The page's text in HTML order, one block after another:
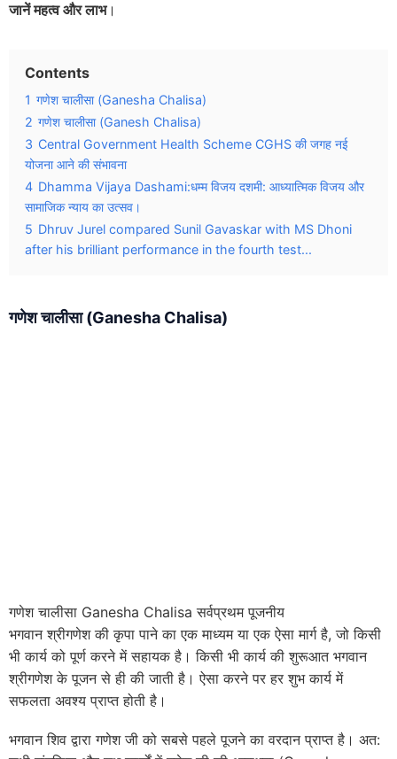
जानें महत्व और लाभ।
Contents
1 गणेश चालीसा (Ganesha Chalisa)
2 गणेश चालीसा (Ganesh Chalisa)
3 Central Government Health Scheme CGHS की जगह नई
योजना आने की संभावना
4 Dhamma Vijaya Dashami:धम्म विजय दशमी: आध्यात्मिक विजय और
सामाजिक न्याय का उत्सव।
5 Dhruv Jurel compared Sunil Gavaskar with MS Dhoni
after his brilliant performance in the fourth test...
गणेश चालीसा (Ganesha Chalisa)
गणेश चालीसा Ganesha Chalisa सर्वप्रथम पूजनीय
भगवान श्रीगणेश की कृपा पाने का एक माध्यम या एक ऐसा मार्ग है, जो किसी
भी कार्य को पूर्ण करने में सहायक है। किसी भी कार्य की शुरूआत भगवान
श्रीगणेश के पूजन से ही की जाती है। ऐसा करने पर हर शुभ कार्य में
सफलता अवश्य प्राप्त होती है।
भगवान शिव द्वारा गणेश जी को सबसे पहले पूजने का वरदान प्राप्त है। अत: